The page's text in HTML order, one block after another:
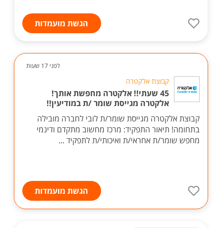
הגשת מועמדות
לפני 17 שעות
קבוצת אלקטרה
45 שעתי!! אלקטרה מחפשת אותך!
אלקטרה מגייסת שומר /ת במודיעין!!
קבוצת אלקטרה מגייסת שומר/ת לובי לחברה מובילה
בתחומה! תיאור התפקיד: מרכז מחשוב מתקדם ודינמי
מחפש שומר/ת אחראי/ת ואיכותי/ת לתפקיד ...
הגשת מועמדות